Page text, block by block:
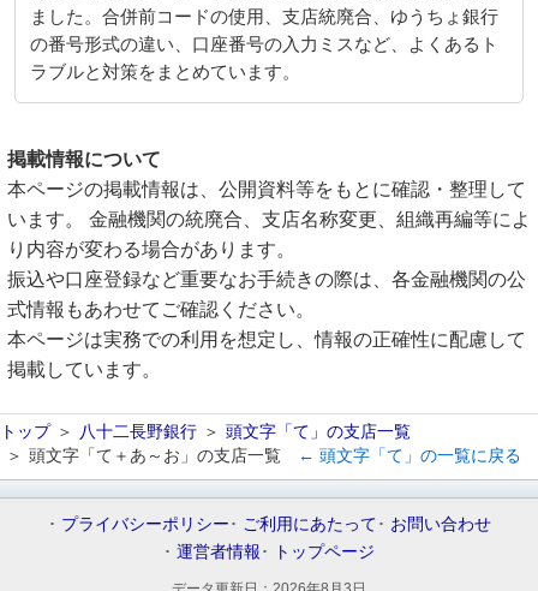
ました。合併前コードの使用、支店統廃合、ゆうちょ銀行
の番号形式の違い、口座番号の入力ミスなど、よくあるト
ラブルと対策をまとめています。
掲載情報について
本ページの掲載情報は、公開資料等をもとに確認・整理して
います。 金融機関の統廃合、支店名称変更、組織再編等によ
り内容が変わる場合があります。
振込や口座登録など重要なお手続きの際は、各金融機関の公
式情報もあわせてご確認ください。
本ページは実務での利用を想定し、情報の正確性に配慮して
掲載しています。
トップ 八十二長野銀行
頭文字「て」の支店一覧
頭文字「て＋あ～お」の支店一覧
← 頭文字「て」の一覧に戻る
プライバシーポリシー ご利用にあたって
お問い合わせ
運営者情報
トップページ